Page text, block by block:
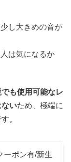
し大きめの音が
は気になるか
も使用可能なレ
ないため、極端に
。
ーポン有/新生